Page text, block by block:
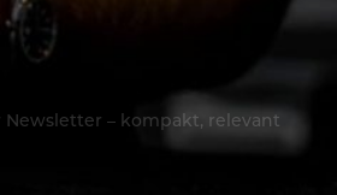
– kompakt, relevant